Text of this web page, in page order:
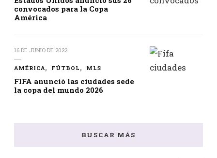
convocados para la Copa
América
16 DE JUNIO DE 2022
AMÉRICA FÚTBOL MLS
FIFA anunció las ciudades sede
la copa del mundo 2026
BUSCAR MÁS